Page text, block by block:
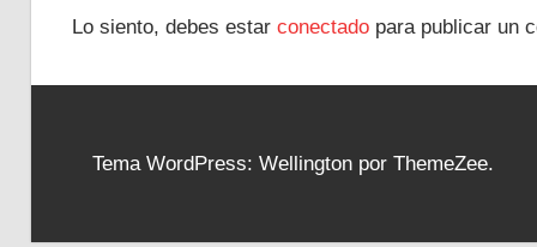
Lo siento, debes estar conectadopara publicar un
Tema WordPress: Wellington por ThemeZee.